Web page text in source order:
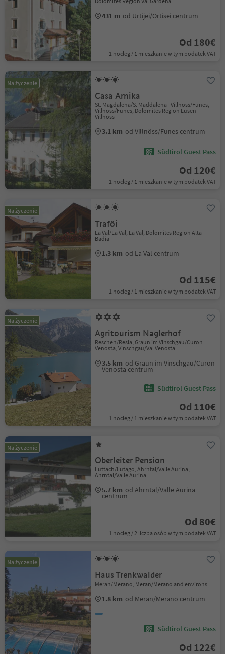
431 m od Urtijëi/Ortisei centrum
Od 180€
1 nocleg / 1 mieszkanie w tym podatek VAT
Na życzenie
Casa Arnika
St. Magdalena/S. Maddalena - Villnöss/Funes,
Villnöss/Funes, Dolomites Region Lüsen
Villnöss
3.1 km od Villnöss/Funes centrum
Südtirol Guest Pass
Od 120€
1 nocleg / 1 mieszkanie w tym podatek VAT
Na życzenie
Traföi
La Val/La Val, La Val, Dolomites Region Alta
Badia
1.3 km od La Val centrum
Od 115€
1 nocleg / 1 mieszkanie w tym podatek VAT
Na życzenie
Agritourism Naglerhof
Reschen/Resia, Graun im Vinschgau/Curon
Venosta, Vinschgau/Val Venosta
3.5 km od Graun im Vinschgau/Curon
Venosta centrum
Südtirol Guest Pass
Od 110€
1 nocleg / 1 mieszkanie w tym podatek VAT
Na życzenie
Oberleiter Pension
Luttach/Lutago, Ahrntal/Valle Aurina,
Ahrntal/Valle Aurina
5.7 km od Ahrntal/Valle Aurina
centrum
Od 80€
1 nocleg / 2 liczba osób w tym podatek VAT
Na życzenie
Haus Trenkwalder
Meran/Merano, Meran/Merano and environs
1.8 km od Meran/Merano centrum
Südtirol Guest Pass
Od 122€